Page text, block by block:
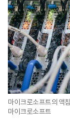
마이크로소프트의 액
마이크로소프트